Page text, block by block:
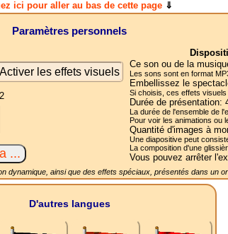
ici pour aller au bas de cette page⇓
Paramètres personnels
Activer les effets visuels
Ce son ou de la
Les sons sont en format
Embellissez le
Si choisis, ces effets
Durée de présentation:
La durée de l'ensemble
Pour voir les animations ou
Quantité d'images à
Une diapositive peut
La composition d'une
Vous pouvez arrêter
dynamique, ainsi que des effets spéciaux, présentés dans un
D'autres langues